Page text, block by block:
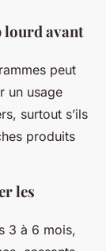
lourd avant
peut
un usage
surtout s’ils
produits
les
3 à 6 mois,